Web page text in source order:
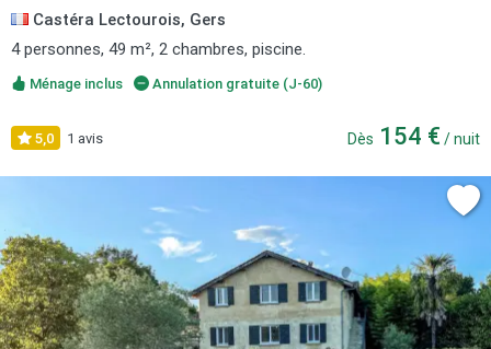
Castéra Lectourois, Gers
4 personnes, 49 m², 2 chambres, piscine.
Ménage inclus Annulation gratuite (J-60)
5,0 1 avis Dès 154 € / nuit